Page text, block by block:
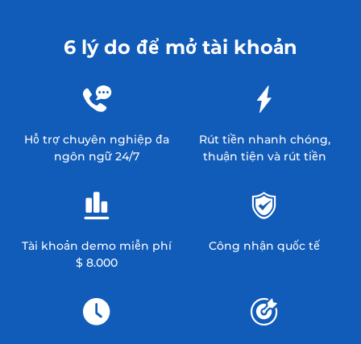
6 lý do để mở tài khoản
Hỗ trợ chuyên nghiệp đa
ngôn ngữ 24/7
Rút tiền nhanh chóng,
thuận tiện và rút tiền
Tài khoản demo miễn phí
$ 8.000
Công nhận quốc tế